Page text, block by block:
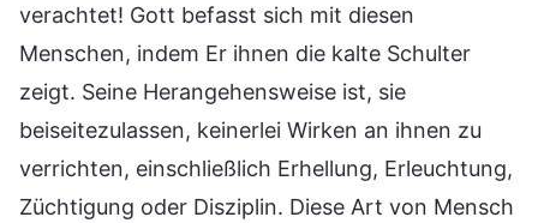
verachtet! Gott befasst sich mit diesen
Menschen, indem Er ihnen die kalte Schulter
zeigt. Seine Herangehensweise ist, sie
beiseitezulassen, keinerlei Wirken an ihnen zu
verrichten, einschließlich Erhellung, Erleuchtung,
Züchtigung oder Disziplin. Diese Art von Mensch